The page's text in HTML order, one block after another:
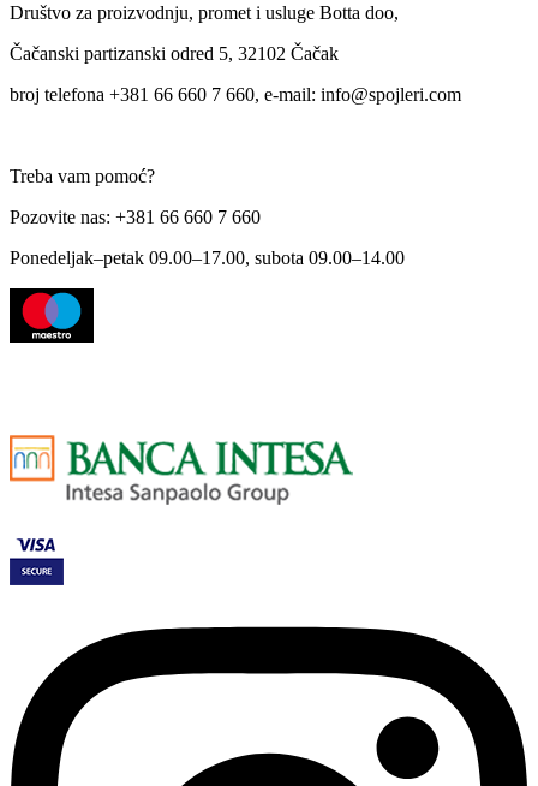
Društvo za proizvodnju, promet i usluge Botta doo,
Čačanski partizanski odred 5, 32102 Čačak
broj telefona +381 66 660 7 660, e-mail: info@spojleri.com
Treba vam pomoć?
Pozovite nas: +381 66 660 7 660
Ponedeljak–petak 09.00–17.00, subota 09.00–14.00